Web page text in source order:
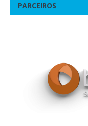
PARCEIROS